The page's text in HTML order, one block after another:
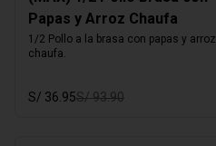
Papas y Arroz Chaufa
1/2 Pollo a la brasa con papas y arroz
chaufa.
S/ 36.95S/ 93.90